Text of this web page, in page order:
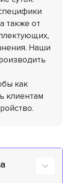
также от
Наши
как
клиентам